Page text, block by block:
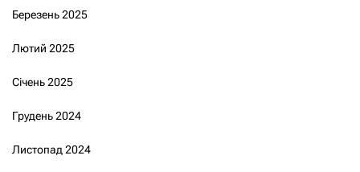
Березень 2025
Лютий 2025
Січень 2025
Грудень 2024
Листопад 2024